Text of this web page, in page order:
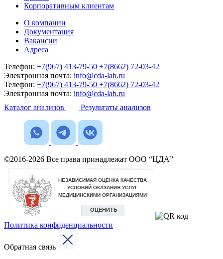
Корпоративным клиентам
О компании
Документация
Вакансии
Адреса
Телефон: +7(967) 413-79-50 +7(8662) 72-03-42
Электронная почта: info@cda-lab.ru
Телефон: +7(967) 413-79-50 +7(8662) 72-03-42
Электронная почта: info@cda-lab.ru
Каталог анализов
Результаты анализов
©2016-2026 Все права принадлежат ООО “ЦДА”
Политика конфиденциальности
Обратная связь